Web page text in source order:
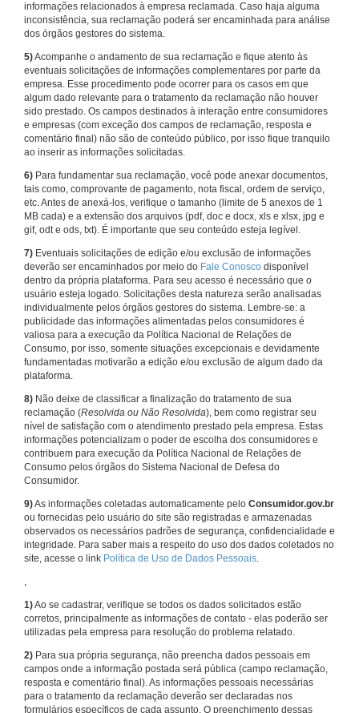
informações relacionados à empresa reclamada. Caso haja alguma
inconsistência, sua reclamação poderá ser encaminhada para análise
dos órgãos gestores do sistema.
5)Acompanhe o andamento de sua reclamação e fique atento às
eventuais solicitações de informações complementares por parte da
empresa. Esse procedimento pode ocorrer para os casos em que
algum dado relevante para o tratamento da reclamação não houver
sido prestado. Os campos destinados à interação entre consumidores
e empresas (com exceção dos campos de reclamação, resposta e
comentário final) não são de conteúdo público, por isso fique tranquilo
ao inserir as informações solicitadas.
6) Para fundamentar sua reclamação, você pode anexar documentos,
tais como, comprovante de pagamento, nota fiscal, ordem de serviço,
etc. Antes de anexá-los, verifique o tamanho (limite de 5 anexos de 1
MB cada) e a extensão dos arquivos (pdf, doc e docx, xls e xlsx, jpg e
gif, odt e ods, txt). É importante que seu conteúdo esteja legível.
7) Eventuais solicitações de edição e/ou exclusão de informações
deverão ser encaminhados por meio do Fale Conosco disponível
dentro da própria plataforma. Para seu acesso é necessário que o
usuário esteja logado. Solicitações desta natureza serão analisadas
individualmente pelos órgãos gestores do sistema. Lembre-se: a
publicidade das informações alimentadas pelos consumidores é
valiosa para a execução da Política Nacional de Relações de
Consumo, por isso, somente situações excepcionais e devidamente
fundamentadas motivarão a edição e/ou exclusão de algum dado da
plataforma.
8) Não deixe de classificar a finalização do tratamento de sua
reclamação (Resolvida ou Não Resolvida), bem como registrar seu
nível de satisfação com o atendimento prestado pela empresa. Estas
informações potencializam o poder de escolha dos consumidores e
contribuem para execução da Política Nacional de Relações de
Consumo pelos órgãos do Sistema Nacional de Defesa do
Consumidor.
9)As informações coletadas automaticamente pelo Consumidor.gov.br
ou fornecidas pelo usuário do site são registradas e armazenadas
observados os necessários padrões de segurança, confidencialidade e
integridade. Para saber mais a respeito do uso dos dados coletados no
site, acesse o link Política de Uso de Dados Pessoais.
,
1)Ao se cadastrar, verifique se todos os dados solicitados estão
corretos, principalmente as informações de contato - elas poderão ser
utilizadas pela empresa para resolução do problema relatado.
2) Para sua própria segurança, não preencha dados pessoais em
campos onde a informação postada será pública (campo reclamação,
resposta e comentário final). As informações pessoais necessárias
para o tratamento da reclamação deverão ser declaradas nos
formulários específicos de cada assunto. O preenchimento dessas